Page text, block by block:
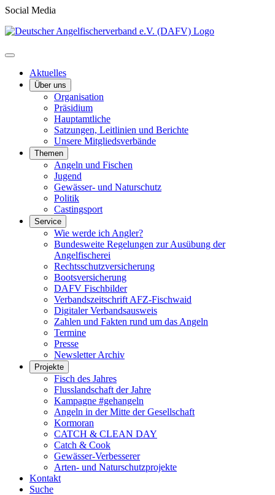
Social Media
Aktuelles
Über uns
Organisation
Präsidium
Hauptamtliche
Satzungen, Leitlinien und Berichte
Unsere Mitgliedsverbände
Themen
Angeln und Fischen
Jugend
Gewässer- und Naturschutz
Politik
Castingsport
Service
Wie werde ich Angler?
Bundesweite Regelungen zur Ausübung der
Angelfischerei
Rechtsschutzversicherung
Bootsversicherung
DAFV Fischbilder
Verbandszeitschrift AFZ-Fischwaid
Digitaler Verbandsausweis
Zahlen und Fakten rund um das Angeln
Termine
Presse
Newsletter Archiv
Projekte
Fisch des Jahres
Flusslandschaft der Jahre
Kampagne #gehangeln
Angeln in der Mitte der Gesellschaft
Kormoran
CATCH & CLEAN DAY
Catch & Cook
Gewässer-Verbesserer
Arten- und Naturschutzprojekte
Kontakt
Suche